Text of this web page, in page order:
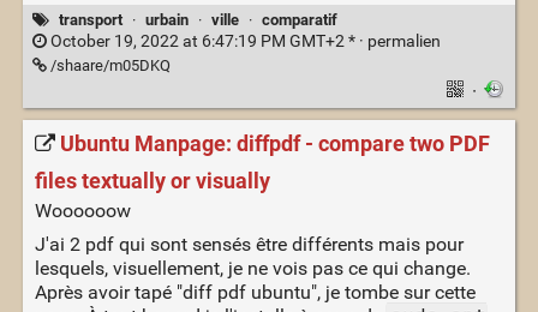
transport · urbain · ville · comparatif
October 19, 2022 at 6:47:19 PM GMT+2 * · permalien
/shaare/m05DKQ
·
Ubuntu Manpage: diffpdf - compare two PDF
files textually or visually
Woooooow
J'ai 2 pdf qui sont sensés être différents mais pour
lesquels, visuellement, je ne vois pas ce qui change.
Après avoir tapé "diff pdf ubuntu", je tombe sur cette